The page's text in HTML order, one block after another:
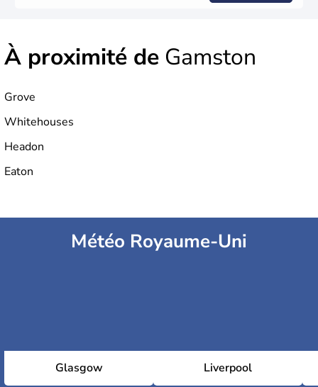
À proximité de Gamston
Grove
Whitehouses
Headon
Eaton
Météo Royaume-Uni
Glasgow Liverpool